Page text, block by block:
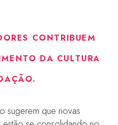
CONTRIBUEM
DA CULTURA
sugerem que novas